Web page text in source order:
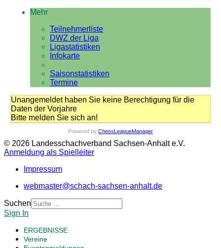
Mehr
Teilnehmerliste
DWZ der Liga
Ligastatistiken
Infokarte
Saisonstatistiken
Termine
Unangemeldet haben Sie keine Berechtigung für die
Daten der Vorjahre
Bitte melden Sie sich an!
Powered by ChessLeagueManager
© 2026 Landesschachverband Sachsen-Anhalt e.V.
Anmeldung als Spielleiter
Impressum
webmaster@schach-sachsen-anhalt.de
Suchen
Sign In
ERGEBNISSE
Vereine